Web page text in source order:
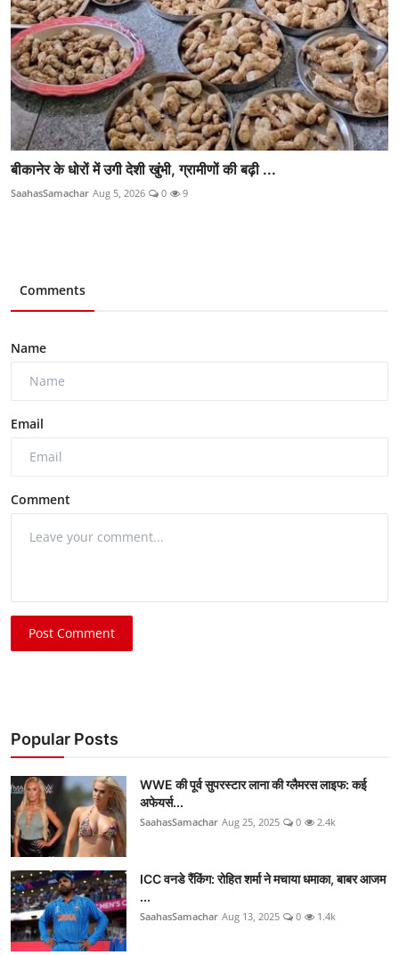
बीकानेर के धोरों में उगी देशी खुंभी, ग्रामीणों की बढ़ी ...
SaahasSamachar Aug 5, 2026 0 9
Comments
Name
Email
Comment
Post Comment
Popular Posts
WWE की पूर्व सुपरस्टार लाना की ग्लैमरस लाइफ: कई
अफेयर्स...
SaahasSamachar Aug 25, 2025 0 2.4k
ICC वनडे रैंकिंग: रोहित शर्मा ने मचाया धमाका, बाबर आजम
...
SaahasSamachar Aug 13, 2025 0 1.4k